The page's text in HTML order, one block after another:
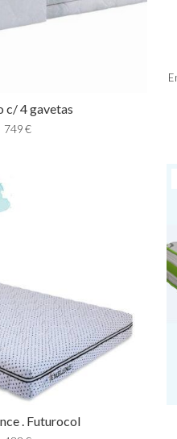
c/ 4 gavetas
749€
. Futurocol